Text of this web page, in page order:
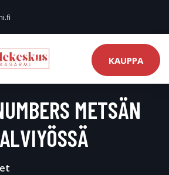
KAUPPA
METSÄN